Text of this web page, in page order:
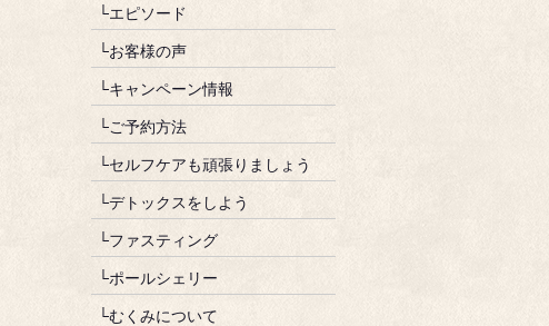
└エピソード
└お客様の声
└キャンペーン情報
└ご予約方法
└セルフケアも頑張りましょう
└デトックスをしよう
└ファスティング
└ポールシェリー
└むくみについて